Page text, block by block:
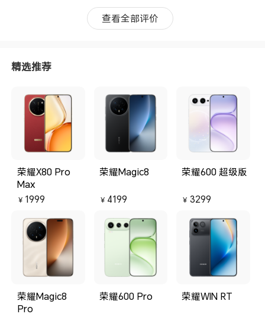
查看全部评价
精选推荐
荣耀X80 Pro
Max
￥ 1999
荣耀Magic8
￥ 4199
荣耀600 超级版
￥ 3299
荣耀Magic8
Pro
荣耀600 Pro 荣耀WIN RT